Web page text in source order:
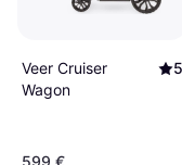
Veer Cruiser
Wagon
5
599 €